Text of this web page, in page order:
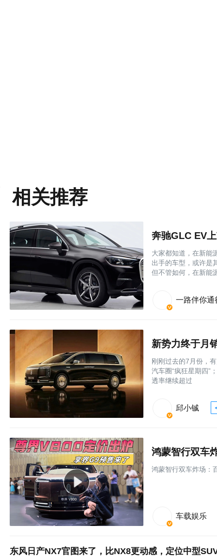
相关推荐
奔驰GLC EV
大家都知道，在新能
出手的车型，或许是
但不管如何，在新能
一路伴你通
新势力终于月
刚刚过去的7月份，
汽车圈“疯狂星期四”
透率继续超过
邱小铖
鸿蒙智行双车炸场：
车载娱乐
东风日产NX7官图来了，比NX8更动感，定位中型